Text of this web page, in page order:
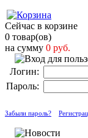
Сейчас в корзине
0 товар(ов)
на сумму 0 руб.
Логин:
Пароль:
Забыли пароль?